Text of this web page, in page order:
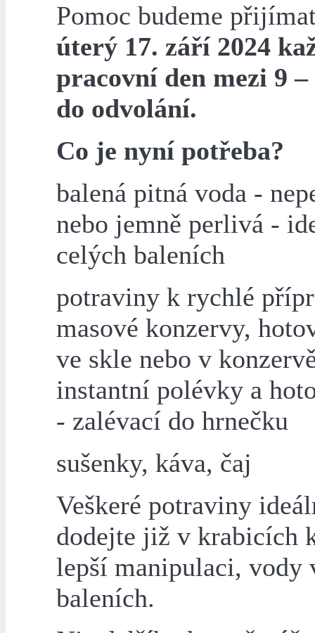
Pomoc budeme
úterý 17. září 2024
pracovní den mezi 9 –
do odvolání.
Co je nyní potřeba?
balená pitná voda -
nebo jemně perlivá -
celých baleních
potraviny k rychlé
masové konzervy,
ve skle nebo v
instantní polévky a
- zalévací do hrnečku
sušenky, káva, čaj
Veškeré potraviny
dodejte již v krabicích
lepší manipulaci, vody
baleních.